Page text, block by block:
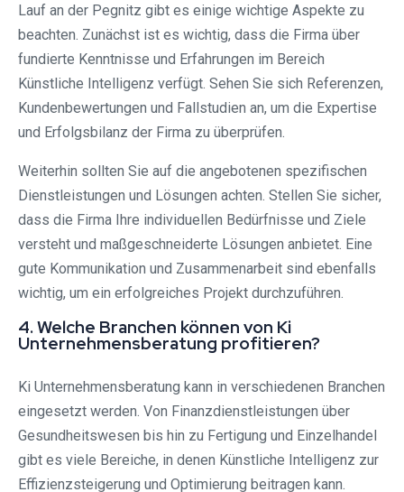
Lauf an der Pegnitz gibt es einige wichtige Aspekte zu
beachten. Zunächst ist es wichtig, dass die Firma über
fundierte Kenntnisse und Erfahrungen im Bereich
Künstliche Intelligenz verfügt. Sehen Sie sich Referenzen,
Kundenbewertungen und Fallstudien an, um die Expertise
und Erfolgsbilanz der Firma zu überprüfen.
Weiterhin sollten Sie auf die angebotenen spezifischen
Dienstleistungen und Lösungen achten. Stellen Sie sicher,
dass die Firma Ihre individuellen Bedürfnisse und Ziele
versteht und maßgeschneiderte Lösungen anbietet. Eine
gute Kommunikation und Zusammenarbeit sind ebenfalls
wichtig, um ein erfolgreiches Projekt durchzuführen.
4. Welche Branchen können von Ki
Unternehmensberatung profitieren?
Ki Unternehmensberatung kann in verschiedenen Branchen
eingesetzt werden. Von Finanzdienstleistungen über
Gesundheitswesen bis hin zu Fertigung und Einzelhandel
gibt es viele Bereiche, in denen Künstliche Intelligenz zur
Effizienzsteigerung und Optimierung beitragen kann.